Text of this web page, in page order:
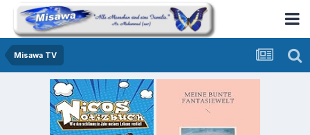
Misawa TV